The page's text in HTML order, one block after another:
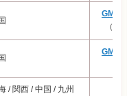
光 4,800円
BB光 5,343円
GMO
（プ
GMO
/ 関西 / 中国 / 九州